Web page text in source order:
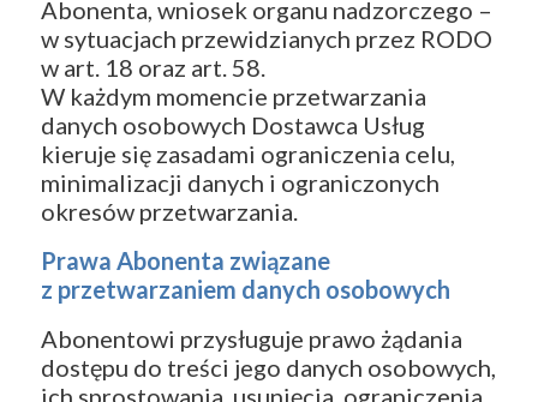
Abonenta, wniosek organu nadzorczego –
w sytuacjach przewidzianych przez RODO
w art. 18 oraz art. 58.
W każdym momencie przetwarzania
danych osobowych Dostawca Usług
kieruje się zasadami ograniczenia celu,
minimalizacji danych i ograniczonych
okresów przetwarzania.
Prawa Abonenta związane
z przetwarzaniem danych osobowych
Abonentowi przysługuje prawo żądania
dostępu do treści jego danych osobowych,
ich sprostowania, usunięcia, ograniczenia